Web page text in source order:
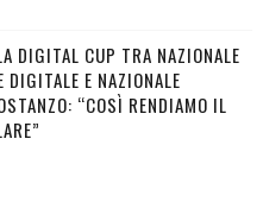
DIGITAL CUP TRA NAZIONALE
DIGITALE E NAZIONALE
“COSÌ RENDIAMO IL